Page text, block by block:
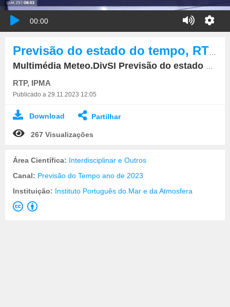
00:00
Multimédia Meteo.DivSI Previsão do estado do tempo, RTP1, 29-11-2023, IPMA.
RTP, IPMA
Publicado a 29.11.2023 12:05
Download Partilhar
267 Visualizações
Área Científica: Interdisciplinar e Outros
Canal: Previsão do Tempo ano de 2023
Instituição: Instituto Português do Mar e da Atmosfera